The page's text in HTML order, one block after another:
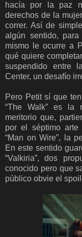
hacía por la paz
derechos de la
correr. Así de
algún sentido,
mismo le ocurre a
qué quiere
suspendido entre
Center, un desafío
Pero Petit sí que
“The Walk” es la
meritorio que,
por el séptimo arte
“Man on Wire”, la
En este sentido
“Valkiria”, dos
conocido pero que
público obvie el